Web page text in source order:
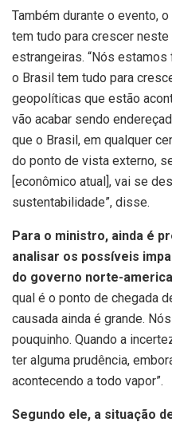
Também durante o evento,
tem tudo para crescer
estrangeiras. “Nós
o Brasil tem tudo para
geopolíticas que estão
vão acabar sendo
que o Brasil, em qualquer
do ponto de vista externo,
[econômico atual], vai se
sustentabilidade”, disse.
Para o ministro, ainda é
analisar os possíveis
do governo norte-
qual é o ponto de chegada
causada ainda é grande.
pouquinho. Quando a
ter alguma prudência,
acontecendo a todo vapor”.
Segundo ele, a situação